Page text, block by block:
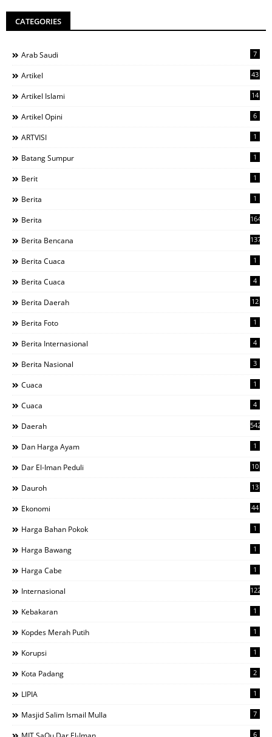
CATEGORIES
Arab Saudi 7
Artikel 43
Artikel Islami 14
Artikel Opini 6
ARTVISI 1
Batang Sumpur 1
Berit 1
Berita 1
Berita 1644
Berita Bencana 137
Berita Cuaca 1
Berita Cuaca 4
Berita Daerah 12
Berita Foto 1
Berita Internasional 4
Berita Nasional 3
Cuaca 1
Cuaca 4
Daerah 542
Dan Harga Ayam 1
Dar El-Iman Peduli 10
Dauroh 13
Ekonomi 44
Harga Bahan Pokok 1
Harga Bawang 1
Harga Cabe 1
Internasional 122
Kebakaran 1
Kopdes Merah Putih 1
Korupsi 1
Kota Padang 2
LIPIA 1
Masjid Salim Ismail Mulla 7
6